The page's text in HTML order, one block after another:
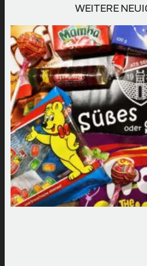
WEITERE